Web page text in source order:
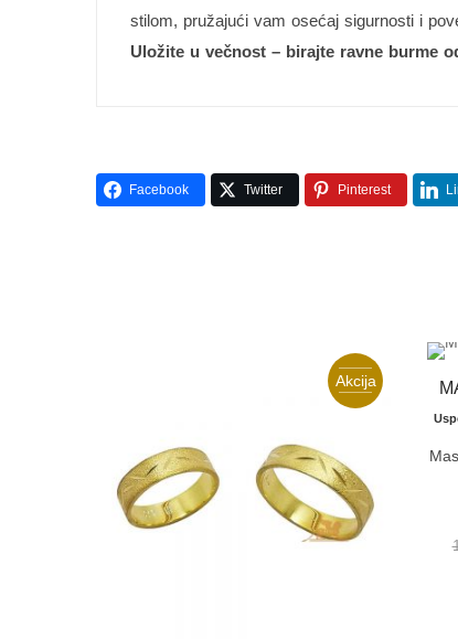
stilom, pružajući vam osećaj sigurnosti i
Uložite u večnost – birajte ravne burme
Facebook Twitter Pinterest
Akcija